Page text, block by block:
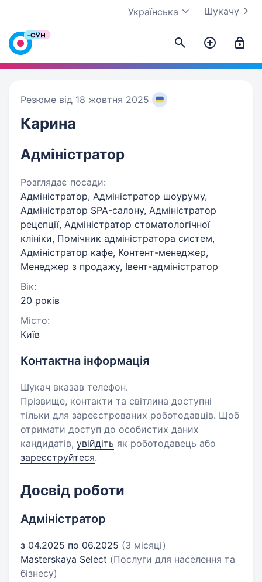
Шукачу
Українська
Резюме від 18 жовтня 2025
Карина
Адміністратор
Розглядає посади:
Адміністратор, Адміністратор шоуруму,
Адміністратор SPA-салону, Адміністратор
рецепції, Адміністратор стоматологічної
клініки, Помічник адміністратора систем,
Адміністратор кафе, Контент-менеджер,
Менеджер з продажу, Івент-адміністратор
Вік:
20 років
Місто:
Київ
Контактна інформація
Шукач вказав телефон.
Прізвище, контакти та світлина доступні
тільки для зареєстрованих роботодавців. Щоб
отримати доступ до особистих даних
кандидатів, увійдіть як роботодавець або
зареєструйтеся.
Досвід роботи
Адміністратор
з 04.2025 по 06.2025 (3 місяці)
Masterskaya Select (Послуги для населення та
бізнесу)